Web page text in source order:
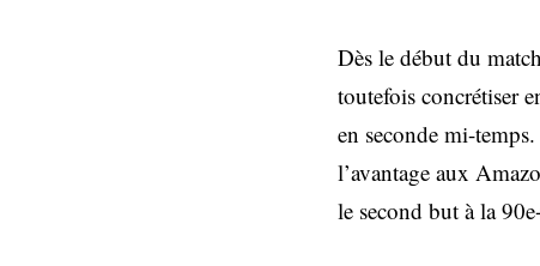
Dès le début du
toutefois concrétiser
en seconde mi-
l’avantage aux
le second but à la